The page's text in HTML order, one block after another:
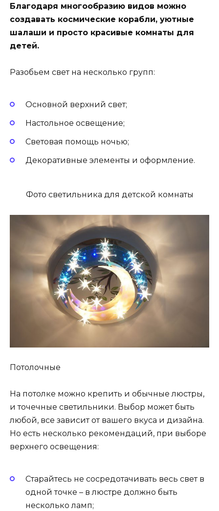
Благодаря многообразию видов можно
создавать космические корабли, уютные
шалаши и просто красивые комнаты для
детей.
Разобьем свет на несколько групп:
Основной верхний свет;
Настольное освещение;
Световая помощь ночью;
Декоративные элементы и оформление.
Фото светильника для детской комнаты
Потолочные
На потолке можно крепить и обычные люстры,
и точечные светильники. Выбор может быть
любой, все зависит от вашего вкуса и дизайна.
Но есть несколько рекомендаций, при выборе
верхнего освещения:
Старайтесь не сосредотачивать весь свет в
одной точке – в люстре должно быть
несколько ламп;